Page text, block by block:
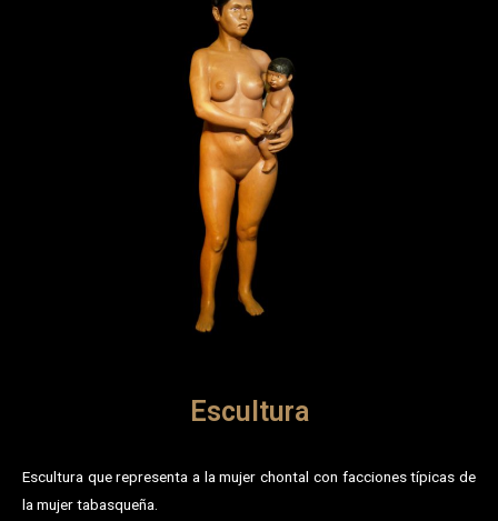
Escultura
Escultura que representa a la mujer chontal con facciones típicas de
la mujer tabasqueña.